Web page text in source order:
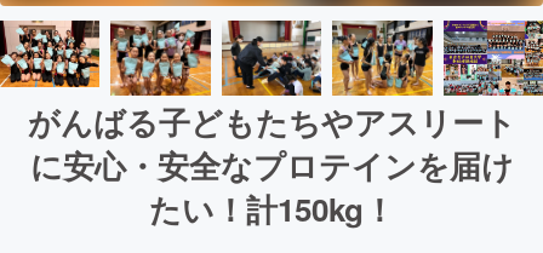
がんばる子どもたちやアスリート
に安心・安全なプロテインを届け
たい！計150kg！